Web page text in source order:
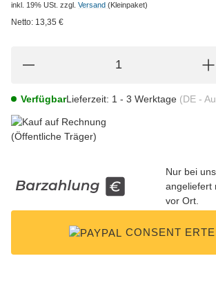
inkl. 19% USt. zzgl. Versand (Kleinpaket)
Netto: 13,35 €
VerfügbarLieferzeit: 1 - 3 Werktage (DE -
Nur bei
angeliefert
vor Ort.
CONSENT